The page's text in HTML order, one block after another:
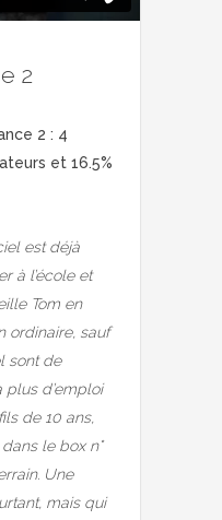
2
2 : 4
et 16.5%
est déjà
à l’école et
Tom en
ordinaire, sauf
sont de
plus d’emploi
de 10 ans,
le box n°
Une
mais qui